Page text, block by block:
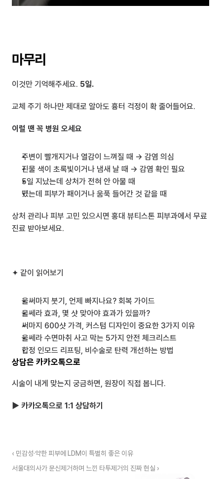
마무리
이것만 기억해주세요. 5일.
교체 주기 하나만 제대로 알아도 흉터 걱정이 확 줄어들어요.
이럴 땐 꼭 병원 오세요
주변이 빨개지거나 열감이 느껴질 때 → 감염 의심
진물 색이 초록빛이거나 냄새 날 때 → 감염 확인 필요
5일 지났는데 상처가 전혀 안 아물 때
뗐는데 피부가 패이거나 움푹 들어간 것 같을 때
상처 관리나 피부 고민 있으시면 홍대 뷰티스톤 피부과에서 무료
진료 받아보세요.
✦ 같이 읽어보기
울써마지 붓기, 언제 빠지나요? 회복 가이드
울쎄라 효과, 몇 샷 맞아야 효과가 있을까?
써마지 600샷 가격, 커스텀 디자인이 중요한 3가지 이유
울쎄라 수면마취 사고 막는 5가지 안전 체크리스트
합정 인모드 리프팅, 비수술로 탄력 개선하는 방법
상담은 카카오톡으로
시술이 내게 맞는지 궁금하면, 원장이 직접 봅니다.
▶ 카카오톡으로 1:1 상담하기
‹ 민감성·약한 피부에 LDM이 특별히 좋은 이유
서울대의사가 문신제거하며 느낀 타투제거의 진짜 현실 ›